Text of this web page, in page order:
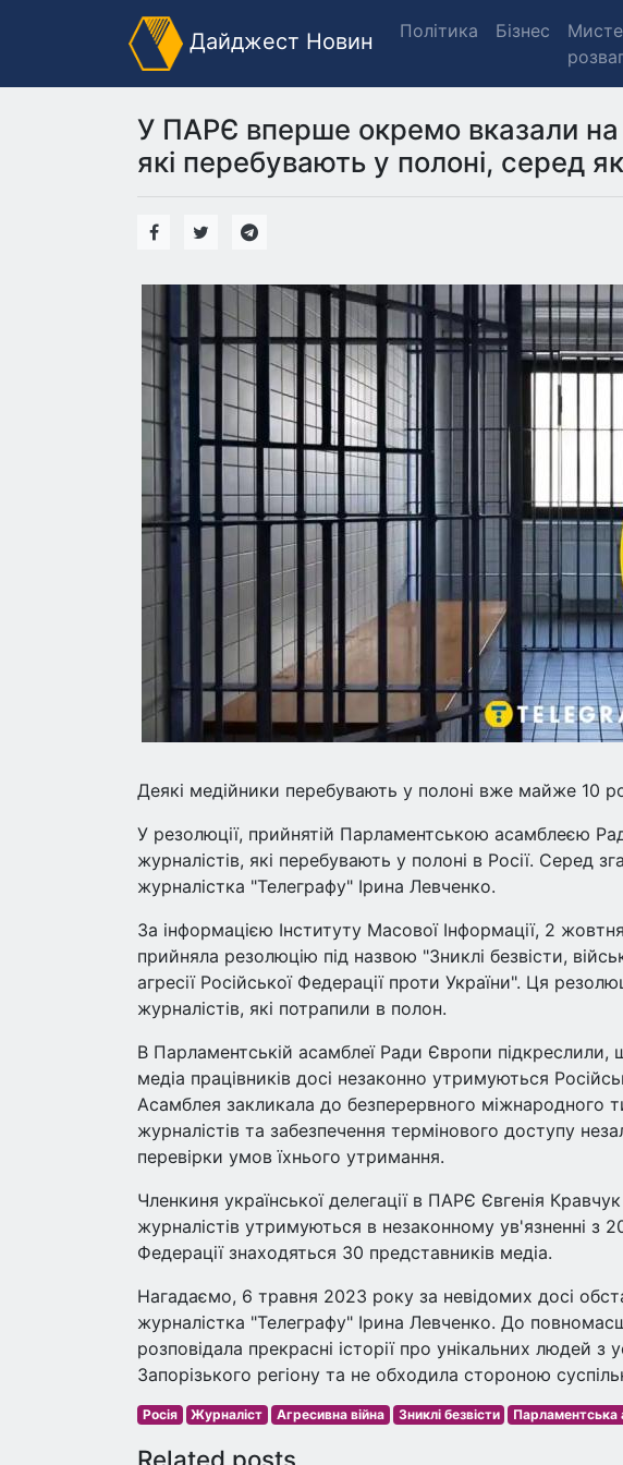
Дайджест Новин Політика Бізнес
У ПАРЄ вперше окремо вказали на
які перебувають у полоні, серед
Деякі медійники перебувають у полоні вже майже 10
У резолюції, прийнятій Парламентською асамблеєю
журналістів, які перебувають у полоні в Росії. Серед
журналістка "Телеграфу" Ірина Левченко.
За інформацією Інституту Масової Інформації, 2
прийняла резолюцію під назвою "Зниклі безвісти,
агресії Російської Федерації проти України". Ця
журналістів, які потрапили в полон.
В Парламентській асамблеї Ради Європи підкреслили,
медіа працівників досі незаконно утримуються
Асамблея закликала до безперервного міжнародного
журналістів та забезпечення термінового доступу
перевірки умов їхнього утримання.
Членкиня української делегації в ПАРЄ Євгенія
журналістів утримуються в незаконному ув'язненні з
Федерації знаходяться 30 представників медіа.
Нагадаємо, 6 травня 2023 року за невідомих досі
журналістка "Телеграфу" Ірина Левченко. До
розповідала прекрасні історії про унікальних людей з
Запорізького регіону та не обходила стороною
Росія Журналіст Агресивна війна Зниклі безвісти Парламентська
Related posts